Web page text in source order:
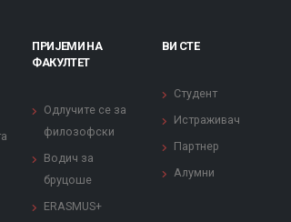
ПРИЈЕМИ НА
ФАКУЛТЕТ
Одлучите се за
филозофски
Водич за
бруцоше
ERASMUS+
ВИ СТЕ
Студент
Истраживач
Партнер
Алумни